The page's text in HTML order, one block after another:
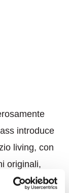
introduce
living, con
originali,